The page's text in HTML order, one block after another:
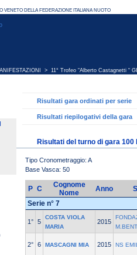
> 11° Trofeo “Alberto Castagnetti “
Risultati gara ordinati per serie
Risultati riepilogativi della gara
Risultati del turno di gara
Tipo Cronometraggio: A
Base Vasca: 50
P C
Cognome
Nome
Anno
Serie n° 7
1° 5
COSTA VIOLA
MARIA
2015
2° 6 MASCAGNI MIA 2015 NS